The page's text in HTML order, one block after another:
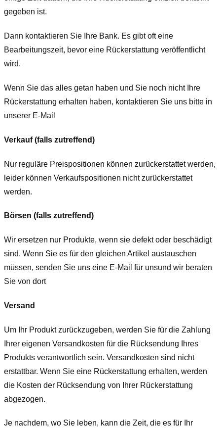
gegeben ist.
Dann kontaktieren Sie Ihre Bank. Es gibt oft eine
Bearbeitungszeit, bevor eine Rückerstattung veröffentlicht
wird.
Wenn Sie das alles getan haben und Sie noch nicht Ihre
Rückerstattung erhalten haben, kontaktieren Sie uns bitte in
unserer E-Mail
Verkauf (falls zutreffend)
Nur reguläre Preispositionen können zurückerstattet werden,
leider können Verkaufspositionen nicht zurückerstattet
werden.
Börsen (falls zutreffend)
Wir ersetzen nur Produkte, wenn sie defekt oder beschädigt
sind. Wenn Sie es für den gleichen Artikel austauschen
müssen, senden Sie uns eine E-Mail für unsund wir beraten
Sie von dort
Versand
Um Ihr Produkt zurückzugeben, werden Sie für die Zahlung
Ihrer eigenen Versandkosten für die Rücksendung Ihres
Produkts verantwortlich sein. Versandkosten sind nicht
erstattbar. Wenn Sie eine Rückerstattung erhalten, werden
die Kosten der Rücksendung von Ihrer Rückerstattung
abgezogen.
Je nachdem, wo Sie leben, kann die Zeit, die es für Ihr